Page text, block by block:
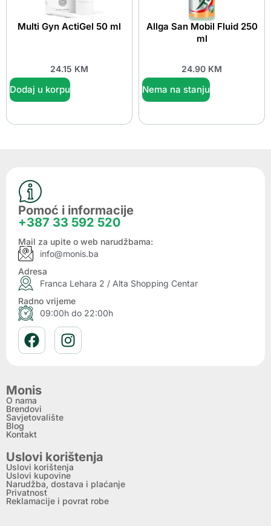
Multi Gyn ActiGel 50 ml
24.15 KM
Dodaj u korpu
Allga San Mobil Fluid 250
ml
24.90 KM
Nema na stanju
Pomoć i informacije
+387 33 592 520
Mail za upite o web narudžbama:
info@monis.ba
Adresa
Franca Lehara 2 / Alta Shopping Centar
Radno vrijeme
09:00h do 22:00h
Monis
O nama
Brendovi
Savjetovalište
Blog
Kontakt
Uslovi korištenja
Uslovi korištenja
Uslovi kupovine
Narudžba, dostava i plaćanje
Privatnost
Reklamacije i povrat robe